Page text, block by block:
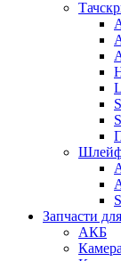
Запчасти
АКБ
Камера